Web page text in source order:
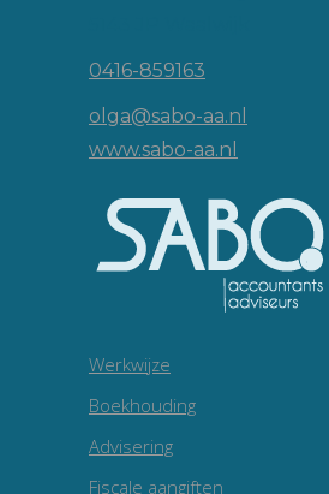
0416-859163
olga@sabo-aa.nl
www.sabo-aa.nl
Werkwijze
Boekhouding
Advisering
Fiscale aangiften